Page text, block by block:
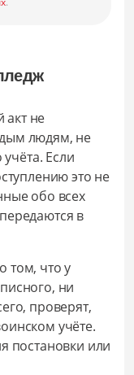
не
людям, не
Если
это не
обо всех
в
том, что у
ни
проверят,
учёте.
постановки или